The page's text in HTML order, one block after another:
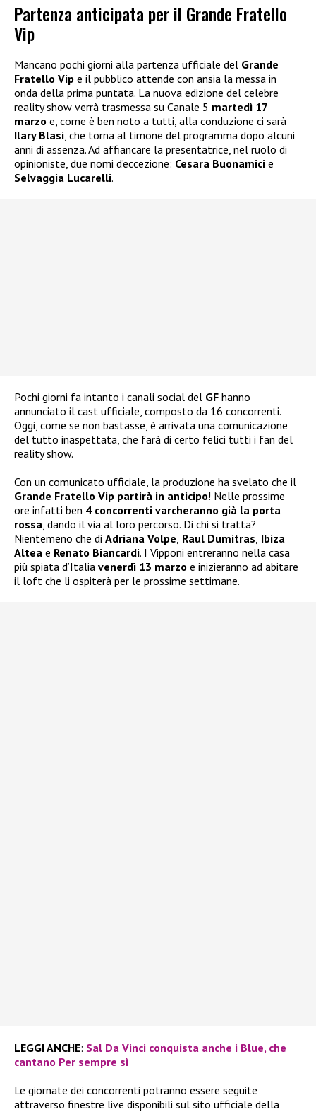
Partenza anticipata per il Grande Fratello
Vip
Mancano pochi giorni alla partenza ufficiale del Grande
Fratello Vip e il pubblico attende con ansia la messa in
onda della prima puntata. La nuova edizione del celebre
reality show verrà trasmessa su Canale 5 martedì 17
marzo e, come è ben noto a tutti, alla conduzione ci sarà
Ilary Blasi, che torna al timone del programma dopo alcuni
anni di assenza. Ad affiancare la presentatrice, nel ruolo di
opinioniste, due nomi d’eccezione: Cesara Buonamici e
Selvaggia Lucarelli.
Pochi giorni fa intanto i canali social del GF hanno
annunciato il cast ufficiale, composto da 16 concorrenti.
Oggi, come se non bastasse, è arrivata una comunicazione
del tutto inaspettata, che farà di certo felici tutti i fan del
reality show.
Con un comunicato ufficiale, la produzione ha svelato che il
Grande Fratello Vip partirà in anticipo! Nelle prossime
ore infatti ben 4 concorrenti varcheranno già la porta
rossa, dando il via al loro percorso. Di chi si tratta?
Nientemeno che di Adriana Volpe, Raul Dumitras, Ibiza
Altea e Renato Biancardi. I Vipponi entreranno nella casa
più spiata d’Italia venerdì 13 marzo e inizieranno ad abitare
il loft che li ospiterà per le prossime settimane.
LEGGI ANCHE: Sal Da Vinci conquista anche i Blue, che
cantano Per sempre sì
Le giornate dei concorrenti potranno essere seguite
attraverso finestre live disponibili sul sito ufficiale della